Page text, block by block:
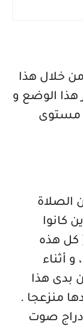
خلال هذا
هذا الوضع و
مستوى
الصلاة
كانوا
كل هذه
أثناء
بدى هذا
منزعجا .
صوت